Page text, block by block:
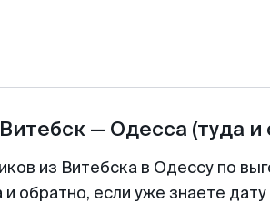
Витебск— Одесса (туда и
из Витебска в Одессу по
обратно, если уже знаете